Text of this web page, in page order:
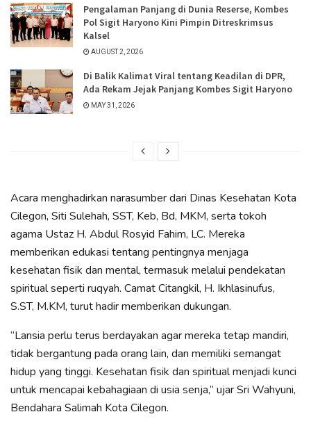
Pengalaman Panjang di Dunia Reserse, Kombes
Pol Sigit Haryono Kini Pimpin Ditreskrimsus
Kalsel
AUGUST 2, 2026
Di Balik Kalimat Viral tentang Keadilan di DPR,
Ada Rekam Jejak Panjang Kombes Sigit Haryono
MAY 31, 2026
Acara menghadirkan narasumber dari Dinas Kesehatan Kota
Cilegon, Siti Sulehah, SST, Keb, Bd, MKM, serta tokoh
agama Ustaz H. Abdul Rosyid Fahim, LC. Mereka
memberikan edukasi tentang pentingnya menjaga
kesehatan fisik dan mental, termasuk melalui pendekatan
spiritual seperti ruqyah. Camat Citangkil, H. Ikhlasinufus,
S.ST, M.KM, turut hadir memberikan dukungan.
“Lansia perlu terus berdayakan agar mereka tetap mandiri,
tidak bergantung pada orang lain, dan memiliki semangat
hidup yang tinggi. Kesehatan fisik dan spiritual menjadi kunci
untuk mencapai kebahagiaan di usia senja,” ujar Sri Wahyuni,
Bendahara Salimah Kota Cilegon.